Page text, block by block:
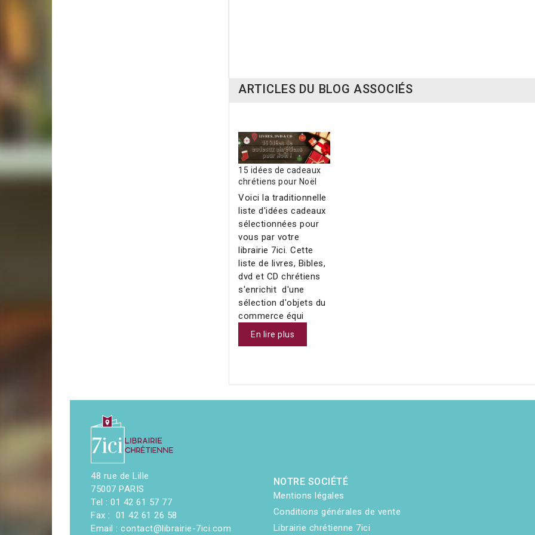
ARTICLES DU BLOG ASSOCIÉS
15 idées de cadeaux
chrétiens pour Noël
Voici la traditionnelle
liste d'idées cadeaux
sélectionnées pour
vous par votre
librairie 7ici. Cette
liste de livres, Bibles,
dvd et CD chrétiens
s'enrichit d'une
sélection d'objets du
commerce équi
En lire plus
48 rue de Lille
75007 PARIS
Tel : 01 42 61 57 77
Fax : 01 42 61 26 58
Email : contact@librairie-7ici.com
NOTRE SOCIÉTÉ
Mentions légales
Conditions générales de vente
Librairie chrétienne 7ici